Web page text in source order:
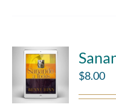
$8.00